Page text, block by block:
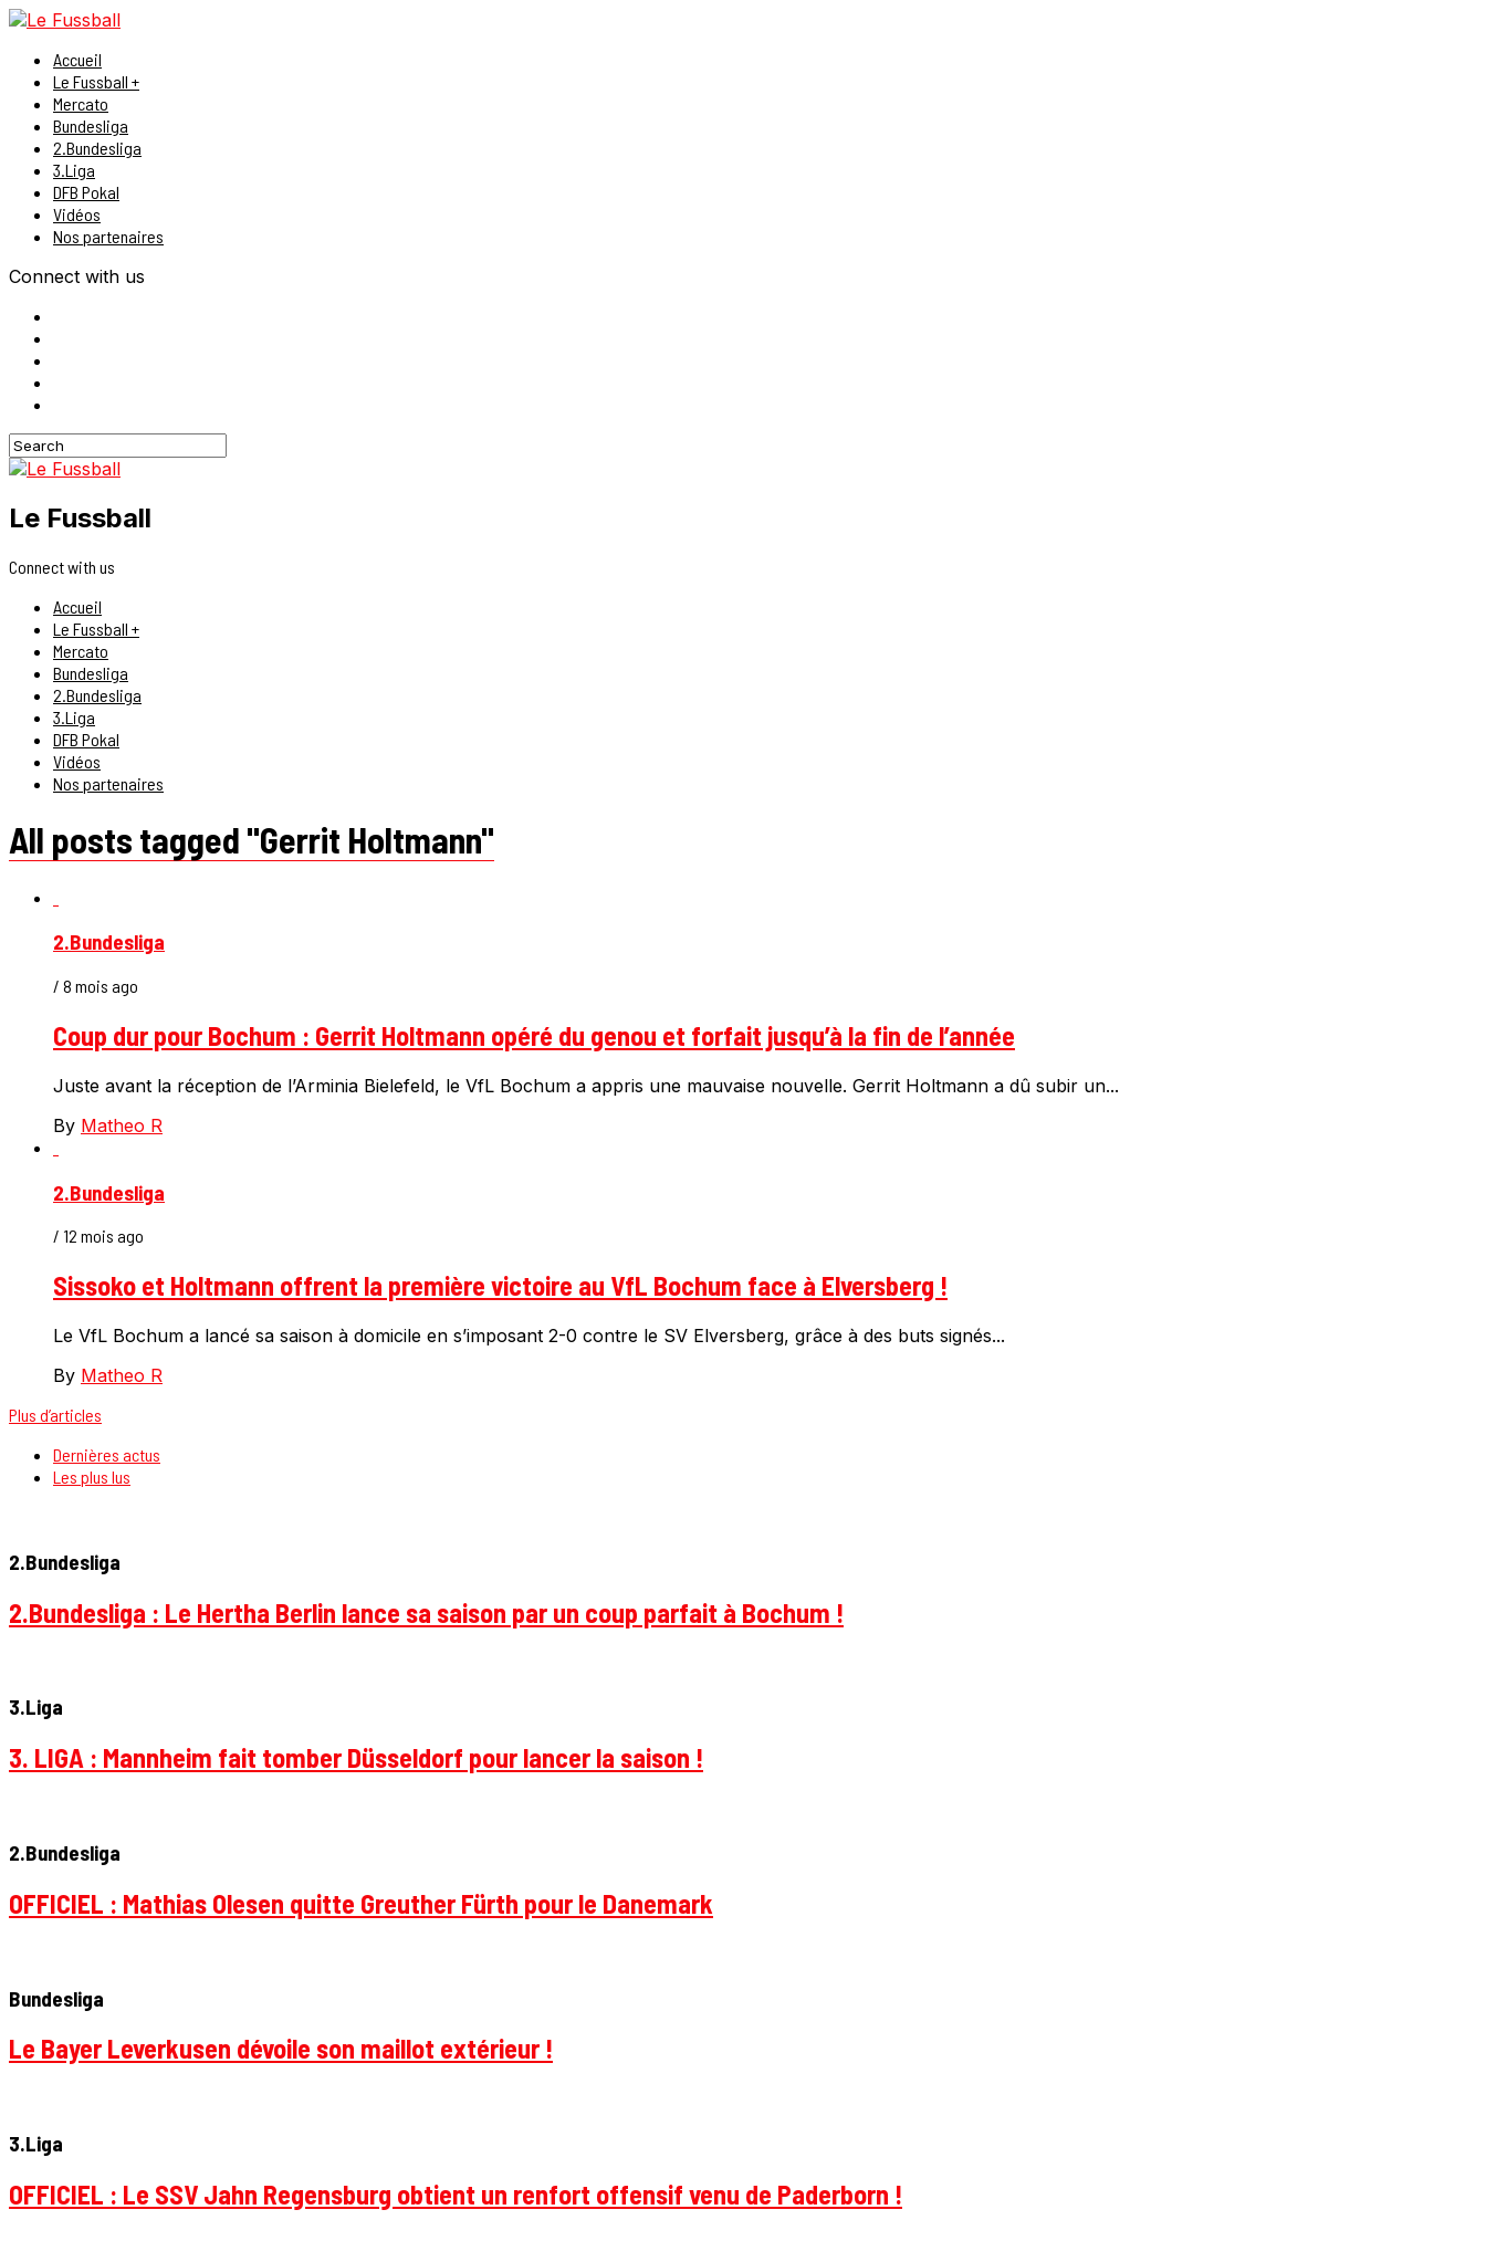
Accueil
Le Fussball +
Mercato
Bundesliga
2.Bundesliga
3.Liga
DFB Pokal
Vidéos
Nos partenaires
Connect with us
Le Fussball
Connect with us
Accueil
Le Fussball +
Mercato
Bundesliga
2.Bundesliga
3.Liga
DFB Pokal
Vidéos
Nos partenaires
All posts tagged "Gerrit Holtmann"
2.Bundesliga
/ 8 mois ago
Coup dur pour Bochum : Gerrit Holtmann opéré du genou et forfait jusqu’à la fin de l’année
Juste avant la réception de l’Arminia Bielefeld, le VfL Bochum a appris une mauvaise nouvelle. Gerrit Holtmann a dû subir un...
By Matheo R
2.Bundesliga
/ 12 mois ago
Sissoko et Holtmann offrent la première victoire au VfL Bochum face à Elversberg !
Le VfL Bochum a lancé sa saison à domicile en s’imposant 2-0 contre le SV Elversberg, grâce à des buts signés...
By Matheo R
Plus d’articles
Dernières actus
Les plus lus
2.Bundesliga
2.Bundesliga : Le Hertha Berlin lance sa saison par un coup parfait à Bochum !
3.Liga
3. LIGA : Mannheim fait tomber Düsseldorf pour lancer la saison !
2.Bundesliga
OFFICIEL : Mathias Olesen quitte Greuther Fürth pour le Danemark
Bundesliga
Le Bayer Leverkusen dévoile son maillot extérieur !
3.Liga
OFFICIEL : Le SSV Jahn Regensburg obtient un renfort offensif venu de Paderborn !